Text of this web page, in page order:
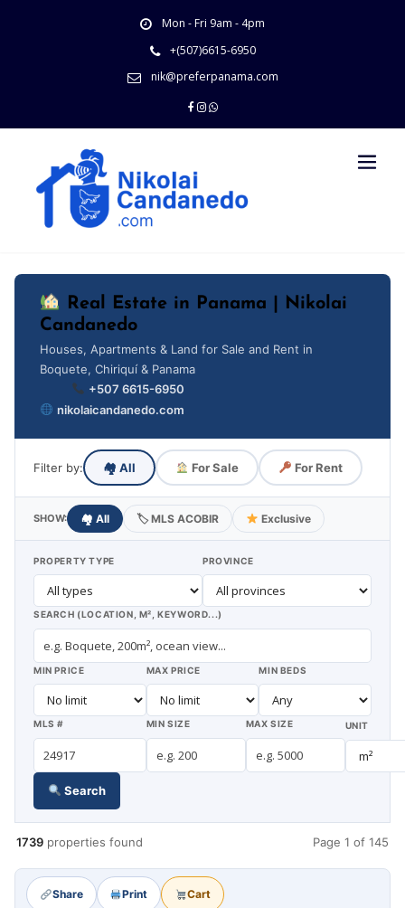
Mon - Fri 9am - 4pm
+(507)6615-6950
nik@preferpanama.com
Real Estate in Panama | Nikolai
Candanedo
Houses, Apartments & Land for Sale and Rent in
Boquete, Chiriquí & Panama
+507 6615-6950
nikolaicandanedo.com
Filter by: 🏘 All For Sale For Rent
SHOW: 🏘 All 🏷MLS ACOBIR Exclusive
PROPERTY TYPE PROVINCE
SEARCH (LOCATION, M², KEYWORD...)
MIN PRICE MAX PRICE MIN BEDS
MLS # MIN SIZE MAX SIZE UNIT
Search
1739 properties found Page 1 of 145
Share Print Cart